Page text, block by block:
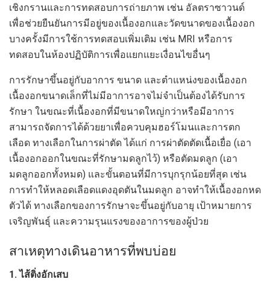
เชิงกรานและการทดสอบการถ่ายภาพ เช่น อัลตราซาวนด์
เพื่อช่วยยืนยันการมีอยู่ของเนื้องอกและวัดขนาดของเนื้องอก
บางครั้งมีการใช้การทดสอบเพิ่มเติม เช่น MRI หรือการ
ทดสอบในห้องปฏิบัติการเพื่อแยกแยะเงื่อนไขอื่นๆ
การรักษาขึ้นอยู่กับอาการ ขนาด และตำแหน่งของเนื้องอก
เนื้องอกขนาดเล็กที่ไม่มีอาการอาจไม่จำเป็นต้องได้รับการ
รักษา ในขณะที่เนื้องอกที่มีขนาดใหญ่กว่าหรือมีอาการ
สามารถจัดการได้ด้วยยาเพื่อควบคุมฮอร์โมนและการตก
เลือด ทางเลือกในการผ่าตัด ได้แก่ การผ่าตัดตัดเนื้อเยื่อ (เอา
เนื้องอกออกในขณะที่รักษามดลูกไว้) หรือตัดมดลูก (เอา
มดลูกออกทั้งหมด) และขั้นตอนที่มีการบุกรุกน้อยที่สุด เช่น
การทำให้หลอดเลือดแดงอุดตันในมดลูก อาจทำให้เนื้องอกหด
ตัวได้ ทางเลือกของการรักษาจะขึ้นอยู่กับอายุ เป้าหมายการ
เจริญพันธุ์ และความรุนแรงของอาการของผู้ป่วย
สาเหตุทางเดินอาหารที่พบบ่อย
1. ไส้ติ่งอักเสบ